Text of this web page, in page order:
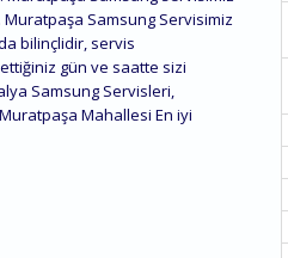
Muratpaşa Samsung Servisimiz
bilinçlidir, servis
gün ve saatte sizi
Samsung Servisleri,
Mahallesi En iyi